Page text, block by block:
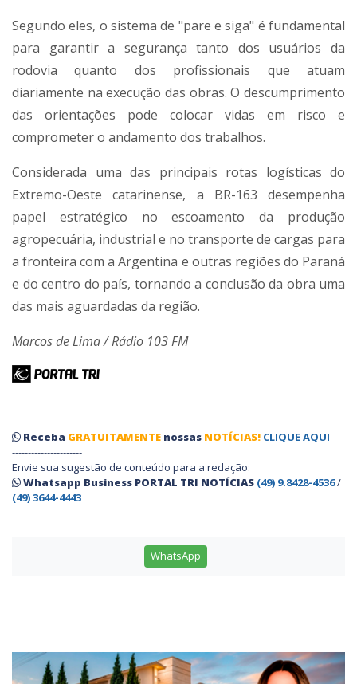
Segundo eles, o sistema de "pare e siga" é fundamental
para garantir a segurança tanto dos usuários da
rodovia quanto dos profissionais que atuam
diariamente na execução das obras. O descumprimento
das orientações pode colocar vidas em risco e
comprometer o andamento dos trabalhos.
Considerada uma das principais rotas logísticas do
Extremo-Oeste catarinense, a BR-163 desempenha
papel estratégico no escoamento da produção
agropecuária, industrial e no transporte de cargas para
a fronteira com a Argentina e outras regiões do Paraná
e do centro do país, tornando a conclusão da obra uma
das mais aguardadas da região.
Marcos de Lima / Rádio 103 FM
----------------------
Receba GRATUITAMENTE nossas NOTÍCIAS! CLIQUE AQUI
----------------------
Envie sua sugestão de conteúdo para a redação:
Whatsapp Business PORTAL TRI NOTÍCIAS (49) 9.8428-4536/
(49) 3644-4443
WhatsApp